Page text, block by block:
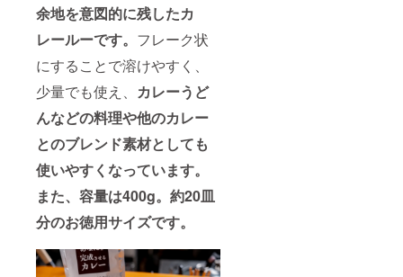
余地を意図的に残したカ
レールーです。 フレーク状
にすることで溶けやすく、
少量でも使え、 カレーうど
んなどの料理や他のカレー
とのブレンド素材としても
使いやすくなっています。
また、容量は400g。約20皿
分のお徳用サイズです。